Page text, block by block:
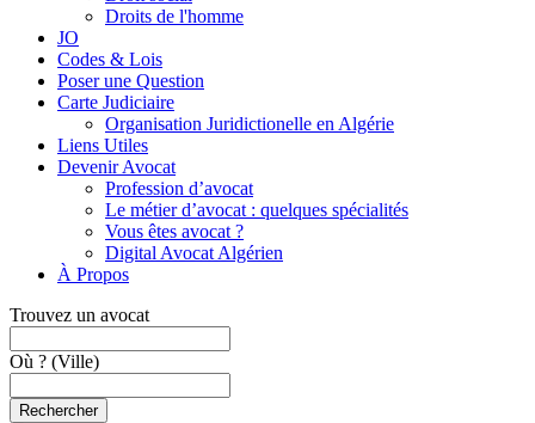
Droits de l'homme
JO
Codes & Lois
Poser une Question
Carte Judiciaire
Organisation Juridictionelle en Algérie
Liens Utiles
Devenir Avocat
Profession d’avocat
Le métier d’avocat : quelques spécialités
Vous êtes avocat ?
Digital Avocat Algérien
À Propos
Trouvez un avocat
Où ? (Ville)
Rechercher